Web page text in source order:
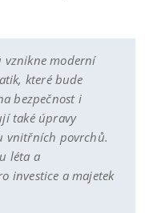
vznikne moderní
které bude
bezpečnost i
také úpravy
vnitřních povrchů.
léta a
investice a majetek